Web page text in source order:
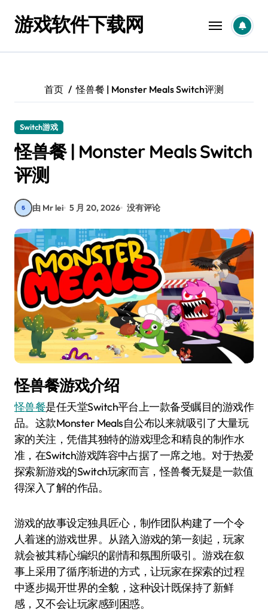
游戏软件下载网
首页 怪兽餐 | Monster Meals Switch评测
Switch游戏
怪兽餐 | Monster Meals Switch
评测
由 Mr lei 5 月 20, 2026 没有评论
怪兽餐游戏介绍
怪兽餐是任天堂Switch平台上一款备受瞩目的游戏作
品。这款Monster Meals自公布以来就吸引了大量玩
家的关注，凭借其独特的游戏理念和精良的制作水
准，在Switch游戏阵容中占据了一席之地。对于热爱
探索新游戏的Switch玩家而言，怪兽餐无疑是一款值
得深入了解的作品。
游戏的故事设定独具匠心，制作团队构建了一个令
人着迷的游戏世界。从踏入游戏的第一刻起，玩家
就会被其精心编织的剧情和氛围所吸引。游戏在叙
事上采用了循序渐进的方式，让玩家在探索的过程
中逐步揭开世界的全貌，这种设计既保持了新鲜
感，又不会让玩家感到困惑。